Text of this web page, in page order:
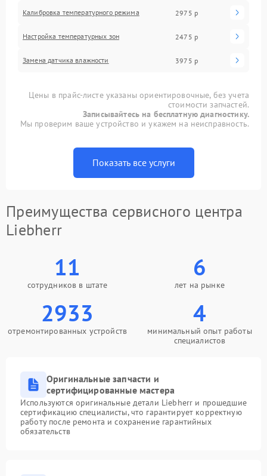
Калибровка температурного режима 2975 р
Настройка температурных зон 2475 р
Замена датчика влажности 3975 р
Цены в прайс-листе указаны ориентировочные, без учета
стоимости запчастей.
Записывайтесь на бесплатную диагностику.
Мы проверим ваше устройство и укажем на неисправность.
Показать все услуги
Преимущества сервисного центра
Liebherr
11
сотрудников в штате
6
лет на рынке
2933
отремонтированных устройств
4
минимальный опыт работы
специалистов
Оригинальные запчасти и
сертифицированные мастера
Используются оригинальные детали Liebherr и прошедшие
сертификацию специалисты, что гарантирует корректную
работу после ремонта и сохранение гарантийных
обязательств